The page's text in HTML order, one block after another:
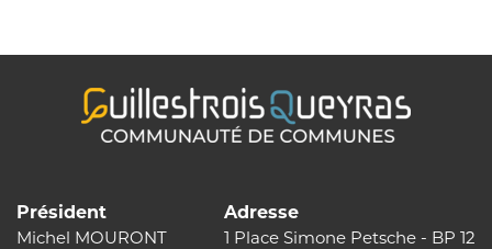
Président
Michel MOURONT
Adresse
1 Place Simone Petsche - BP 12